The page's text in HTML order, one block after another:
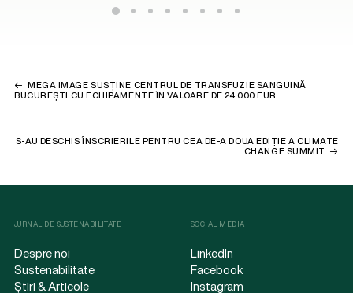
MEGA IMAGE SUSȚINE CENTRUL DE TRANSFUZIE SANGUINĂ
BUCUREȘTI CU ECHIPAMENTE ÎN VALOARE DE 24.000 EUR
S-AU DESCHIS ÎNSCRIERILE PENTRU CEA DE-A DOUA EDIȚIE A CLIMATE
CHANGE SUMMIT
JURNAL DE SUSTENABILITATE
Despre noi
Sustenabilitate
Știri & Articole
SOCIAL MEDIA
LinkedIn
Facebook
Instagram